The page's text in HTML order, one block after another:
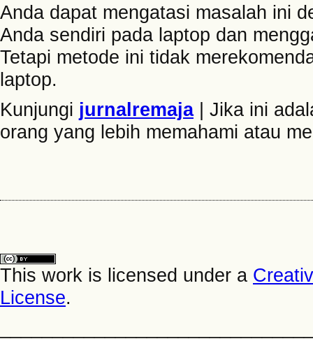
Anda dapat mengatasi masalah ini
Anda sendiri pada laptop dan
Tetapi metode ini tidak
laptop.
Kunjungi jurnalremaja| Jika ini
orang yang lebih memahami atau
This work is licensed under a
License.